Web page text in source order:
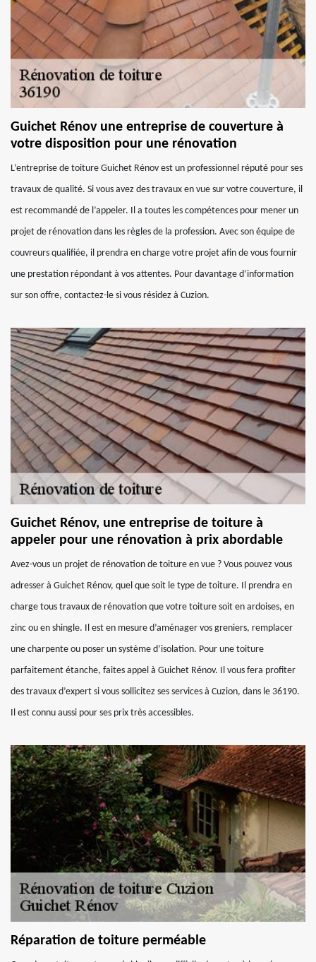
Guichet Rénov une entreprise de couverture à
votre disposition pour une rénovation
L’entreprise de toiture Guichet Rénov est un professionnel réputé pour ses
travaux de qualité. Si vous avez des travaux en vue sur votre couverture, il
est recommandé de l’appeler. Il a toutes les compétences pour mener un
projet de rénovation dans les règles de la profession. Avec son équipe de
couvreurs qualifiée, il prendra en charge votre projet afin de vous fournir
une prestation répondant à vos attentes. Pour davantage d’information
sur son offre, contactez-le si vous résidez à Cuzion.
Guichet Rénov, une entreprise de toiture à
appeler pour une rénovation à prix abordable
Avez-vous un projet de rénovation de toiture en vue ? Vous pouvez vous
adresser à Guichet Rénov, quel que soit le type de toiture. Il prendra en
charge tous travaux de rénovation que votre toiture soit en ardoises, en
zinc ou en shingle. Il est en mesure d’aménager vos greniers, remplacer
une charpente ou poser un système d’isolation. Pour une toiture
parfaitement étanche, faites appel à Guichet Rénov. Il vous fera profiter
des travaux d’expert si vous sollicitez ses services à Cuzion, dans le 36190.
Il est connu aussi pour ses prix très accessibles.
Réparation de toiture perméable